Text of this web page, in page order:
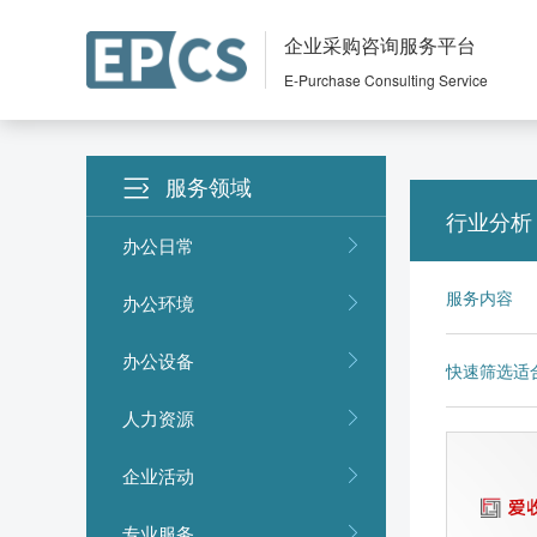
企业采购咨询服务平台
E-Purchase Consulting Service
服务领域
办公日常
办公环境
办公设备
人力资源
企业活动
行业分析
服务内容
快速筛选适